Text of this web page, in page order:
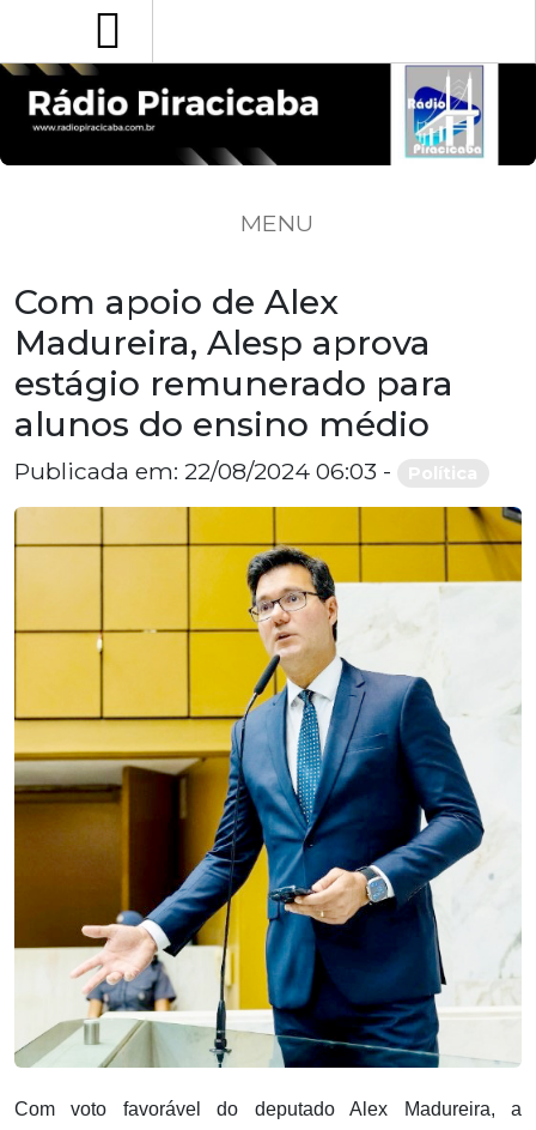
MENU
Com apoio de Alex
Madureira, Alesp aprova
estágio remunerado para
alunos do ensino médio
Publicada em: 22/08/2024 06:03 -
Com voto favorável do deputado Alex Madureira, a